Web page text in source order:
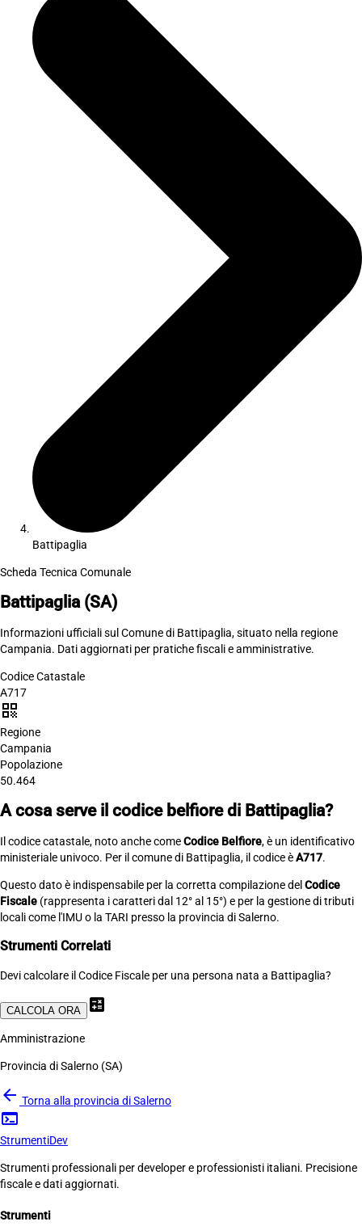
Battipaglia
Scheda Tecnica Comunale
Battipaglia (SA)
Informazioni ufficiali sul Comune di Battipaglia, situato nella regione
Campania. Dati aggiornati per pratiche fiscali e amministrative.
Codice Catastale
A717
qr_code
Regione
Campania
Popolazione
50.464
A cosa serve il codice belfiore di Battipaglia?
Il codice catastale, noto anche comeCodice Belfiore, è un identificativo
ministeriale univoco. Per il comune di Battipaglia, il codice èA717.
Questo dato è indispensabile per la corretta compilazione del Codice
Fiscale (rappresenta i caratteri dal 12° al 15°) e per la gestione di tributi
locali come l'IMU o la TARI presso la provincia di Salerno.
Strumenti Correlati
Devi calcolare il Codice Fiscale per una persona nata a Battipaglia?
CALCOLA ORA calculate
Amministrazione
Provincia di Salerno (SA)
arrow_back Torna alla provincia di Salerno
terminal
StrumentiDev
Strumenti professionali per developer e professionisti italiani. Precisione
fiscale e dati aggiornati.
Strumenti